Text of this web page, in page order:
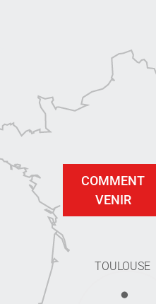
TOULOUSE
COMMENT
VENIR